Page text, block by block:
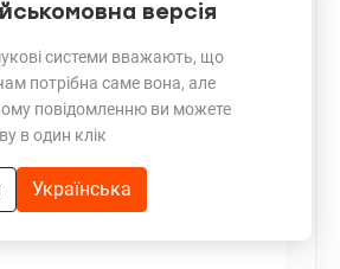
версія
системи вважають, що
потрібна саме вона, але
повідомленню ви можете
в один клік
Українська